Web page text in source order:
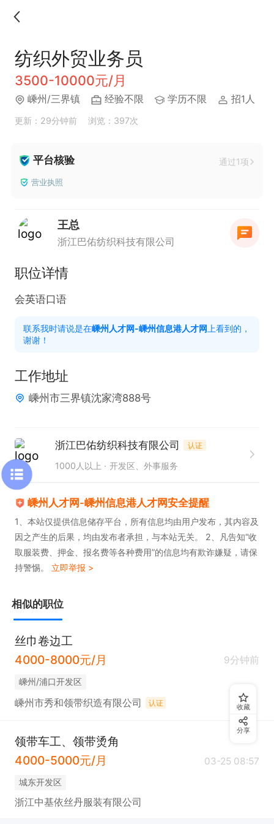
纺织外贸业务员
3500-10000元/月
嵊州/三界镇 经验不限 学历不限 招1人
更新：29分钟前 浏览：397次
平台核验 通过1项
营业执照
王总
浙江巴佑纺织科技有限公司
职位详情
会英语口语
联系我时请说是在嵊州人才网-嵊州信息港人才网 上看到的，
谢谢！
工作地址
嵊州市三界镇沈家湾888号
浙江巴佑纺织科技有限公司 认证
1000人以上 开发区、外事服务
嵊州人才网-嵊州信息港人才网安全提醒
1、本站仅提供信息储存平台，所有信息均由用户发布，其内容及
因之产生的后果，均由发布者承担，与本站无关。 2、凡告知“收
取服装费、押金、报名费等各种费用”的信息均有欺诈嫌疑，请保
持警惕。 立即举报 >
相似的职位
丝巾卷边工
4000-8000元/月
9分钟前
嵊州/浦口开发区
嵊州市秀和领带织造有限公司 认证
领带车工、领带烫角
4000-5000元/月
03-25 08:57
城东开发区
浙江中基依丝丹服装有限公司
收藏
分享